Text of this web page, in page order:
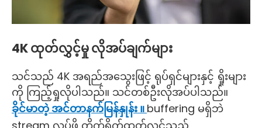
4K ထုတ်လွှင့်မှု လိုအပ်ချက်များ
သင်သည် 4K အရည်အသွေးဖြင့် ရုပ်ရှင်များနှင့် ရှိုးများ
ကို ကြည့်ရှုလိုပါသည်။ သင်တစ်ဦးလိုအပ်ပါသည်။
ခိုင်မာတဲ့ အင်တာနက်မြန်နှုန်း ။ buffering မရှိဘဲ